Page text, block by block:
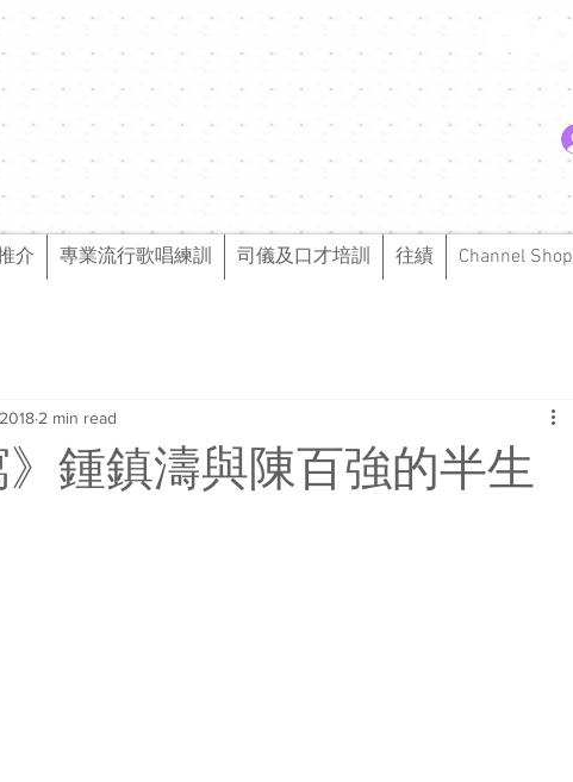
介 專業流行歌唱練訓 司儀及口才培訓 往績 Channel Shop
》鍾鎮濤與陳百強的半生
2 min read